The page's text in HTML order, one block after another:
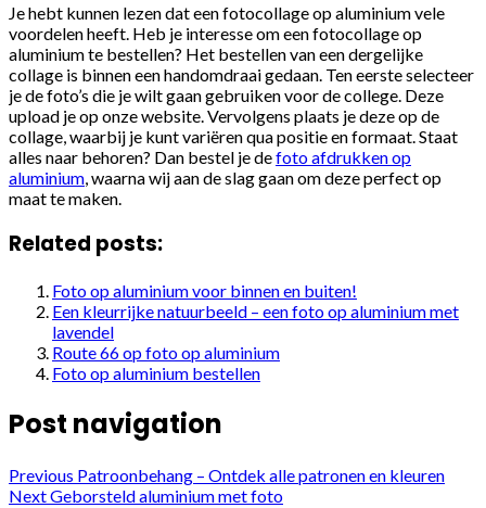
Je hebt kunnen lezen dat een fotocollage op aluminium vele
voordelen heeft. Heb je interesse om een fotocollage op
aluminium te bestellen? Het bestellen van een dergelijke
collage is binnen een handomdraai gedaan. Ten eerste selecteer
je de foto’s die je wilt gaan gebruiken voor de college. Deze
upload je op onze website. Vervolgens plaats je deze op de
collage, waarbij je kunt variëren qua positie en formaat. Staat
alles naar behoren? Dan bestel je defoto afdrukken op
aluminium , waarna wij aan de slag gaan om deze perfect op
maat te maken.
Related posts:
Foto op aluminium voor binnen en buiten!
Een kleurrijke natuurbeeld – een foto op aluminium met
lavendel
Route 66 op foto op aluminium
Foto op aluminium bestellen
Post navigation
Previous Patroonbehang – Ontdek alle patronen en kleuren
NextGeborsteld aluminium met foto